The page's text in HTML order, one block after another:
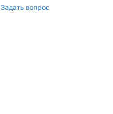
Задать вопрос